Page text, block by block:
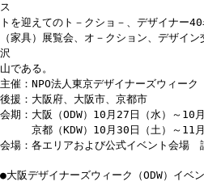
ス
トを迎えてのト－クショ－、デザイナー
（家具）展覧会、オ－クション、デザイ
沢
山である。
主催：NPO法人東京デザイナーズウィーク
後援：大阪府、大阪市、京都市
会期：大阪（ODW）10月27日（水）～10
京都（KDW）10月30日（土）～11月
会場：各エリアおよび公式イベント会場
●大阪デザイナーズウィーク（ODW）イベ